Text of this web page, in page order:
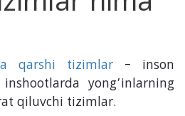
qarshi tizimlar – inson
yong’inlarning
qiluvchi tizimlar.